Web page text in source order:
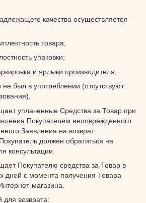
качества осуществляется
товара;
упаковки;
и ярлыки производителя;
был в употреблении (отсутствуют
уплаченные Средства за Товар при
Покупателем неповрежденного
Заявления на возврат.
должен обратиться на
консультации.
Покупателю средства за Товар в
дней с момента получения Товара
магазина.
для возврата: